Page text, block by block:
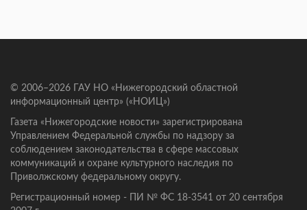
© 2006–2026 ГАУ НО «Нижегородский областной
информационный центр» («НОИЦ»)
Газета «Нижегородские новости» зарегистрирована
Управлением Федеральной службы по надзору за
соблюдением законодательства в сфере массовых
коммуникаций и охране культурного наследия по
Приволжскому федеральному округу.
Регистрационный номер - ПИ № ФС 18-3541 от 20 сентября